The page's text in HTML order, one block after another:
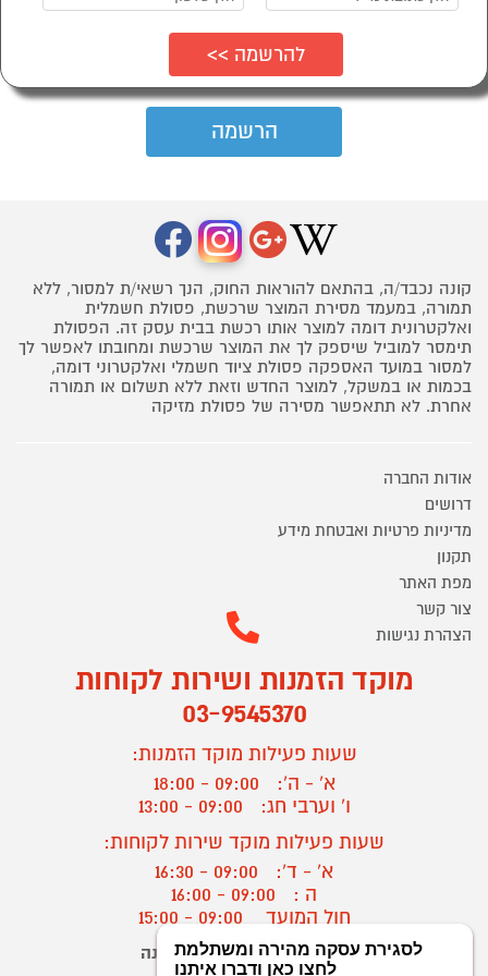
קונה נכבד/ה, בהתאם להוראות החוק, הנך רשאי/ת למסור, ללא
תמורה, במעמד מסירת המוצר שרכשת, פסולת חשמלית
ואלקטרונית דומה למוצר אותו רכשת בבית עסק זה. הפסולת
תימסר למוביל שיספק לך את המוצר שרכשת ומחובתו לאפשר לך
למסור במועד האספקה פסולת ציוד חשמלי ואלקטרוני דומה,
בכמות או במשקל, למוצר החדש וזאת ללא תשלום או תמורה
אחרת. לא תתאפשר מסירה של פסולת מזיקה
אודות החברה
דרושים
מדיניות פרטיות ואבטחת מידע
תקנון
מפת האתר
צור קשר
הצהרת נגישות
מוקד הזמנות ושירות לקוחות
03-9545370
שעות פעילות מוקד הזמנות:
א' - ה':
09:00 - 18:00
ו' וערבי חג:
09:00 - 13:00
שעות פעילות מוקד שירות לקוחות:
א' - ד':
09:00 - 16:30
ה :
09:00 - 16:00
חול המועד
? יצירת קשר/ביטול הזמנה